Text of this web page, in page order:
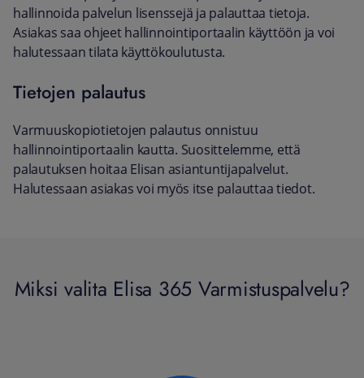
hallinnoida palvelun lisenssejä ja palauttaa tietoja.
Asiakas saa ohjeet hallinnointiportaalin käyttöön ja voi
halutessaan tilata käyttökoulutusta.
Tietojen palautus
Varmuuskopiotietojen palautus onnistuu
hallinnointiportaalin kautta. Suosittelemme, että
palautuksen hoitaa Elisan asiantuntijapalvelut.
Halutessaan asiakas voi myös itse palauttaa tiedot.
Miksi valita Elisa 365 Varmistuspalvelu?